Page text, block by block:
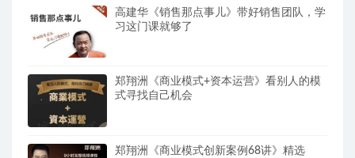
高建华《销售那点事儿》带好销售团队，学
习这门课就够了
郑翔洲《商业模式+资本运营》看别人的模
式寻找自己机会
郑翔洲《商业模式创新案例68讲》精选